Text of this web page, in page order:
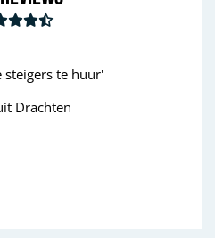
'goed'
Wim uit Aalten